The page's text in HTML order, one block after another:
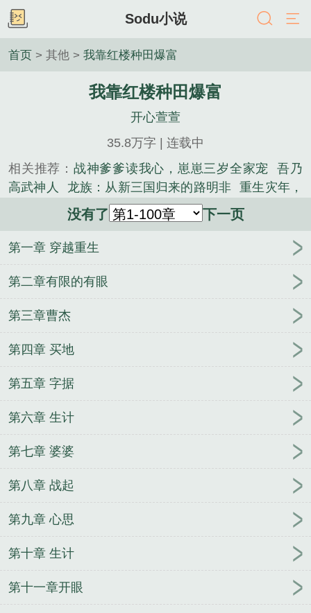
Sodu小说
首页 > 其他 > 我靠红楼种田爆富
我靠红楼种田爆富
开心萱萱
35.8万字 | 连载中
相关推荐： 战神爹爹读我心，崽崽三岁全家宠
吾乃
高武神人
龙族：从新三国归来的路明非
重生灾年，
我偷听动物心声养全家 贵族兽校小跟班，疯批F4排
穿七零嫁军官，被大院家属宠上天！
十疯批，海校贵族排队吻
死遁五年归来，大佬和崽
器！ 我最爱你，他再好我只是逢场作戏
万道第一
等功了，冒充新兵重新入伍？
求生游戏：魔女崽崽
将：续命大明三百年
失忆后，死对头装我男友上瘾
荒野狩猎，从综艺开始起号
死遁五年归来，大佬和
崽崽争着宠
我最爱你，他再好我只是逢场
作戏 失忆后，死对头装我男友上瘾
荒野狩猎，从综
战神爹爹读
我心，崽崽三岁全家宠
重生灾年，我偷听动物心声
别枝 开局撩拨十疯批，海校贵族排队吻
求生游戏：
天！ 盗墓：区区20，不在话下！
龙族：从新三国归
铁血
悍将：续命大明三百年
贵族兽校小跟班，疯批F4排
队宠
凡人修仙：我百世轮回只杀不渡
没有了 下一页
第一章 穿越重生
第二章有限的有眼
第三章曹杰
第四章 买地
第五章 字据
第六章 生计
第七章 婆婆
第八章 战起
第九章 心思
第十章 生计
第十一章开眼